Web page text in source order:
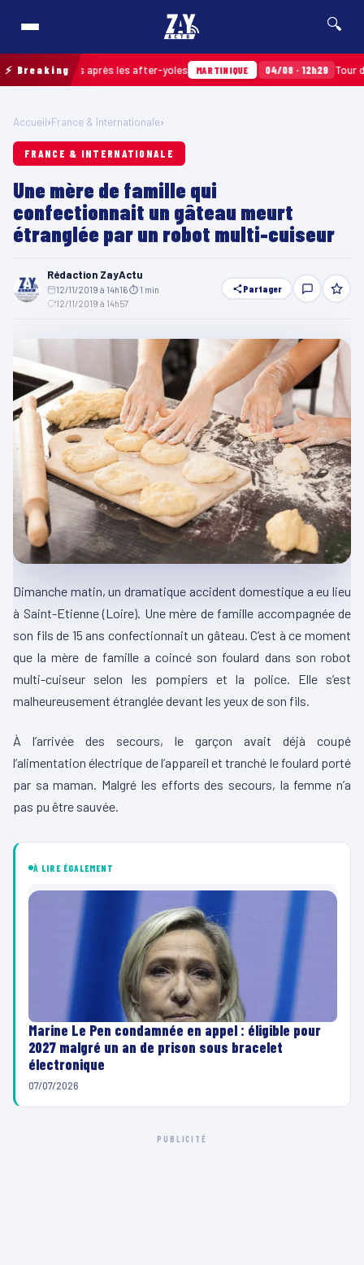
🔍
⚡ Breaking
ramassés après les after-yoles MARTINIQUE 04/08 · 12h29 Tour des
Accueil›France & Internationale›
FRANCE & INTERNATIONALE
Une mère de famille qui
confectionnait un gâteau meurt
étranglée par un robot multi-cuiseur
Rédaction ZayActu
12/11/2019 à 14h16⏱ 1 min
12/11/2019 à 14h57
Partager
Dimanche matin, un dramatique accident domestique a eu lieu
à Saint-Etienne (Loire). Une mère de famille accompagnée de
son fils de 15 ans confectionnait un gâteau. C’est à ce moment
que la mère de famille a coincé son foulard dans son robot
multi-cuiseur selon les pompiers et la police. Elle s’est
malheureusement étranglée devant les yeux de son fils.
À l’arrivée des secours, le garçon avait déjà coupé
l’alimentation électrique de l’appareil et tranché le foulard porté
par sa maman. Malgré les efforts des secours, la femme n’a
pas pu être sauvée.
À LIRE ÉGALEMENT
Marine Le Pen condamnée en appel : éligible pour
2027 malgré un an de prison sous bracelet
électronique
07/07/2026
PUBLICITÉ